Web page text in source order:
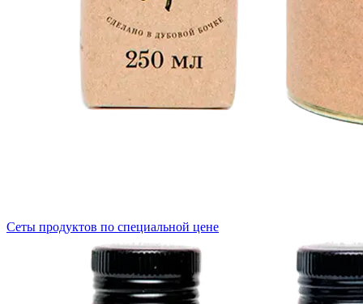
Сеты продуктов по специальной цене